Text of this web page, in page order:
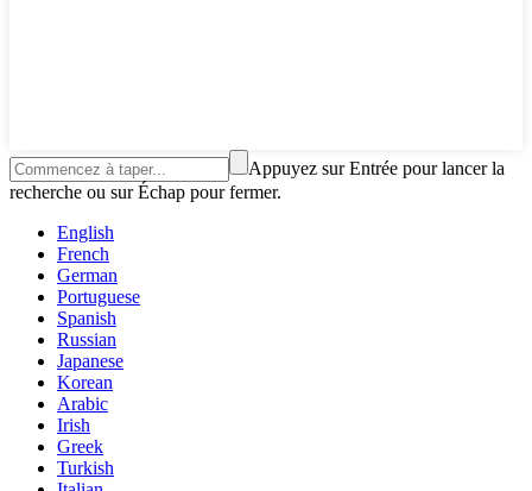
Appuyez sur Entrée pour lancer la
recherche ou sur Échap pour fermer.
English
French
German
Portuguese
Spanish
Russian
Japanese
Korean
Arabic
Irish
Greek
Turkish